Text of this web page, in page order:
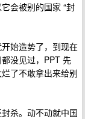
会被别的国家 “封
始造势了，到现在
没见过，PPT 先
了不敢拿出来给别
杀。动不动就中国